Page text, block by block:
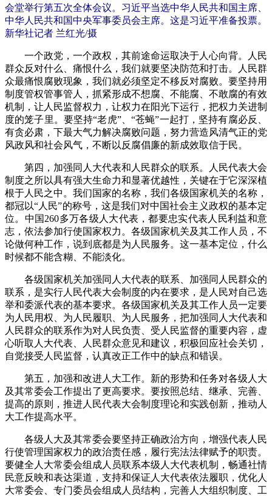
会堂举行第五次全体会议。习近平当选中华人民共和国主席、
中华人民共和国中央军事委员会主席。这是习近平准备投票。
新华社记者 兰红光/摄
一个政党，一个政权，其前途命运取决于人心向背。人民
群众反对什么、痛恨什么，我们就要坚决防范和打击。人民群
众最痛恨腐败现象，我们就必须坚定不移反对腐败。要坚持用
制度管权管事管人，抓紧形成不想腐、不能腐、不敢腐的有效
机制，让人民监督权力，让权力在阳光下运行，把权力关进制
度的笼子里。要坚持“老虎”、“苍蝇”一起打，坚持有腐必反、
有贪必肃，下最大气力解决腐败问题，努力营造风清气正的党
风政风和社会风气，不断以反腐倡廉的新成效取信于民。
第四，加强同人大代表和人民群众的联系。人民代表大会
制度之所以具有强大生命力和显著优越性，关键在于它深深植
根于人民之中。我们国家的名称，我们各级国家机关的名称，
都冠以“人民”的称号，这是我们对中国社会主义政权的基本定
位。中国260多万各级人大代表，都要忠实代表人民利益和意
志，依法参加行使国家权力。各级国家机关及其工作人员，不
论做何种工作，说到底都是为人民服务。这一基本定位，什么
时候都不能含糊、不能淡化。
各级国家机关加强同人大代表的联系、加强同人民群众的
联系，是实行人民代表大会制度的内在要求，是人民对自己选
举和委派代表的基本要求。各级国家机关及其工作人员一定要
为人民用权、为人民履职、为人民服务，把加强同人大代表和
人民群众的联系作为对人民负责、受人民监督的重要内容，虚
心听取人大代表、人民群众意见和建议，积极回应社会关切，
自觉接受人民监督，认真改正工作中的缺点和错误。
第五，加强和改进人大工作。新的形势和任务对各级人大
及其常委会工作提出了更高要求。要按照总结、继承、完善、
提高的原则，推进人民代表大会制度理论和实践创新，推动人
大工作提高水平。
各级人大及其常委会要坚持正确政治方向，增强代表人民
行使管理国家权力的政治责任感，履行宪法法律赋予的职责。
要健全人大常委会组成人员联系本级人大代表机制，畅通社情
民意反映和表达渠道，支持和保证人大代表依法履职，优化人
大常委会、专门委员会组成人员结构，完善人大组织制度、工